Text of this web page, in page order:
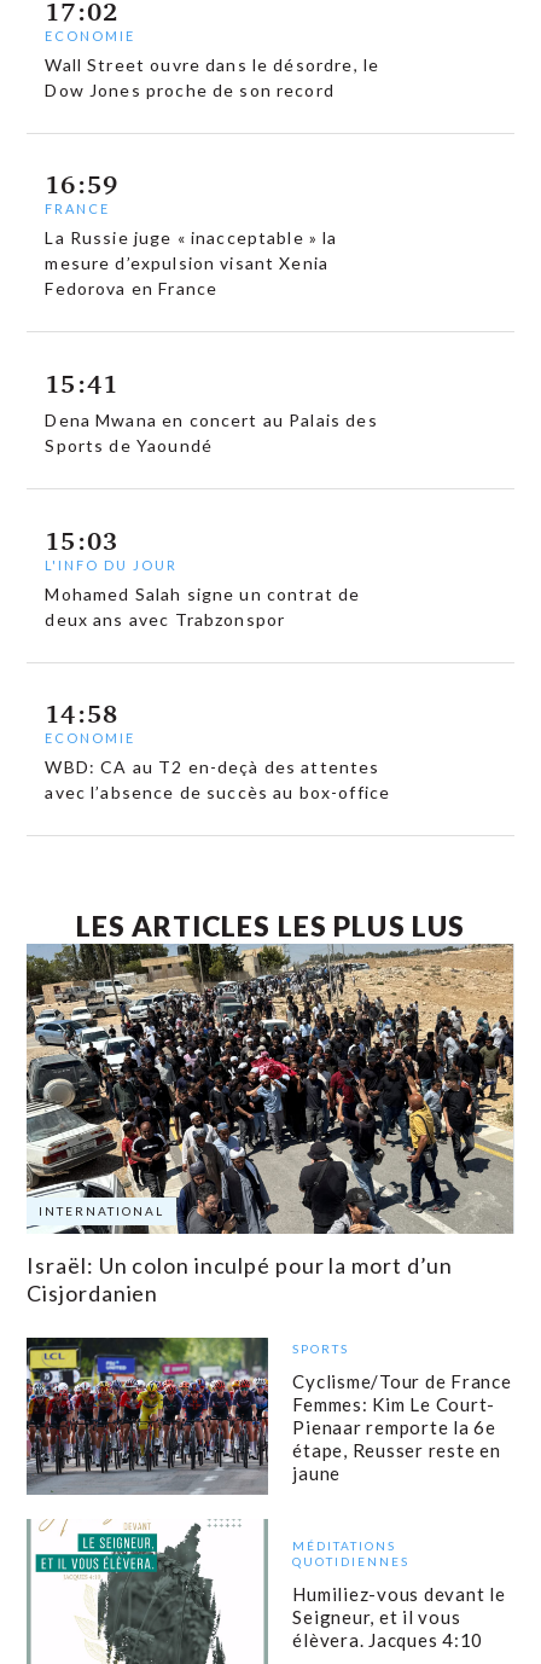
17:02
ECONOMIE
Wall Street ouvre dans le désordre, le
Dow Jones proche de son record
16:59
FRANCE
La Russie juge « inacceptable » la
mesure d’expulsion visant Xenia
Fedorova en France
15:41
Dena Mwana en concert au Palais des
Sports de Yaoundé
15:03
L'INFO DU JOUR
Mohamed Salah signe un contrat de
deux ans avec Trabzonspor
14:58
ECONOMIE
WBD: CA au T2 en-deçà des attentes
avec l’absence de succès au box-office
LES ARTICLES LES PLUS LUS
INTERNATIONAL
Israël: Un colon inculpé pour la mort d’un
Cisjordanien
SPORTS
Cyclisme/Tour de France
Femmes: Kim Le Court-
Pienaar remporte la 6e
étape, Reusser reste en
jaune
MÉDITATIONS
QUOTIDIENNES
Humiliez-vous devant le
Seigneur, et il vous
élèvera. Jacques 4:10